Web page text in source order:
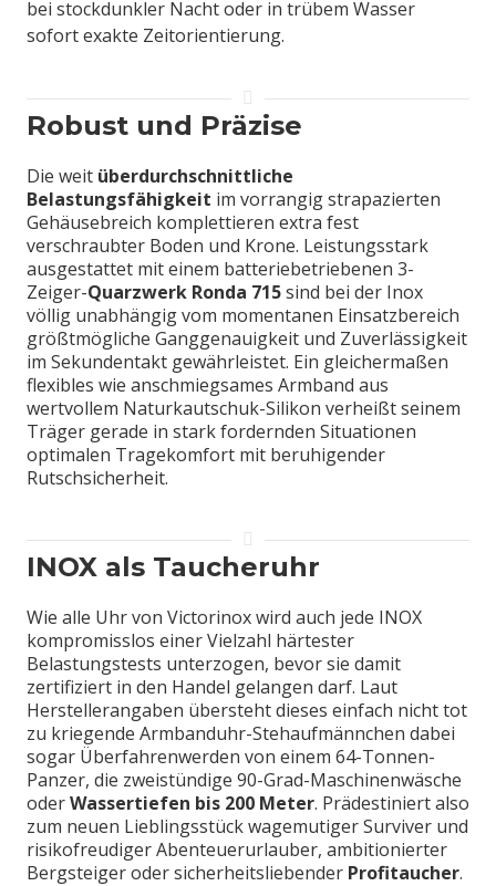
bei stockdunkler Nacht oder in trübem Wasser
sofort exakte Zeitorientierung.
Robust und Präzise
Die weit überdurchschnittliche
Belastungsfähigkeit im vorrangig strapazierten
Gehäusebreich komplettieren extra fest
verschraubter Boden und Krone. Leistungsstark
ausgestattet mit einem batteriebetriebenen 3-
Zeiger-Quarzwerk Ronda 715sind bei der Inox
völlig unabhängig vom momentanen Einsatzbereich
größtmögliche Ganggenauigkeit und Zuverlässigkeit
im Sekundentakt gewährleistet. Ein gleichermaßen
flexibles wie anschmiegsames Armband aus
wertvollem Naturkautschuk-Silikon verheißt seinem
Träger gerade in stark fordernden Situationen
optimalen Tragekomfort mit beruhigender
Rutschsicherheit.
INOX als Taucheruhr
Wie alle Uhr von Victorinox wird auch jede INOX
kompromisslos einer Vielzahl härtester
Belastungstests unterzogen, bevor sie damit
zertifiziert in den Handel gelangen darf. Laut
Herstellerangaben übersteht dieses einfach nicht tot
zu kriegende Armbanduhr-Stehaufmännchen dabei
sogar Überfahrenwerden von einem 64-Tonnen-
Panzer, die zweistündige 90-Grad-Maschinenwäsche
oderWassertiefen bis 200 Meter. Prädestiniert also
zum neuen Lieblingsstück wagemutiger Surviver und
risikofreudiger Abenteuerurlauber, ambitionierter
Bergsteiger oder sicherheitsliebender Profitaucher.